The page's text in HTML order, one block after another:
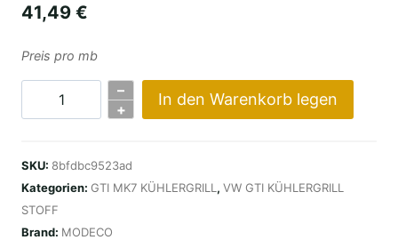
41,49 €
Preis pro mb
KRATA
MK7
CZERWONA
Menge
–
+
In den Warenkorb legen
SKU: 8bfdbc9523ad
Kategorien: GTI MK7 KÜHLERGRILL , VW GTI KÜHLERGRILL
STOFF
Brand: MODECO